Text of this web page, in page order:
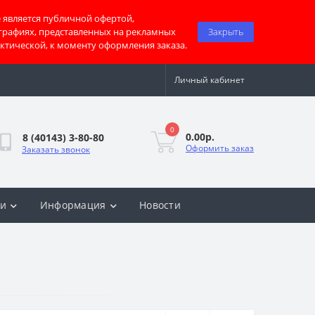
публичной офертой,
представленных на рекламных
к моменту оформления заказа.
Закрыть
Личный кабинет
8 (40143) 3-80-80
Заказать звонок
0
0.00р.
Оформить заказ
Информация Новости